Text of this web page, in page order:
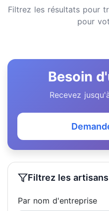
Filtrez les résultats pour
pour
Besoin
Recevez
Filtrez les artisans
Par nom d'entreprise